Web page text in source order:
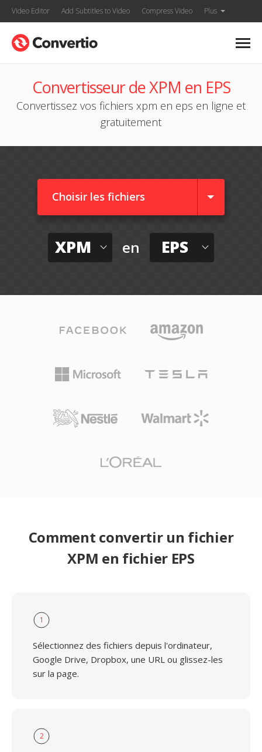
Video Editor Add Subtitles to Video Compress Video Plus
Convertisseur de XPM en EPS
Convertissez vos fichiers xpm en eps en ligne et
gratuitement
Choisir les fichiers
XPM en EPS
Comment convertir un fichier
XPM en fichier EPS
1
Sélectionnez des fichiers depuis l'ordinateur,
Google Drive, Dropbox, une URL ou glissez-les
sur la page.
2